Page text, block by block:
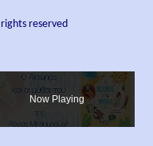
reserved
Now Playing